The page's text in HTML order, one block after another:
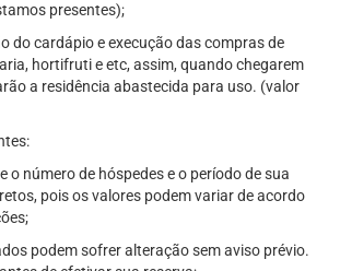
presentes);
do cardápio e execução das compras de
hortifruti e etc, assim, quando chegarem
a residência abastecida para uso. (valor
o número de hóspedes e o período de sua
pois os valores podem variar de acordo
podem sofrer alteração sem aviso prévio.